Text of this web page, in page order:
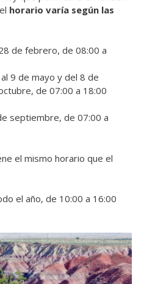
horario varía según las
de febrero, de 08:00 a
9 de mayo y del 8 de
de 07:00 a 18:00
septiembre, de 07:00 a
el mismo horario que el
el año, de 10:00 a 16:00